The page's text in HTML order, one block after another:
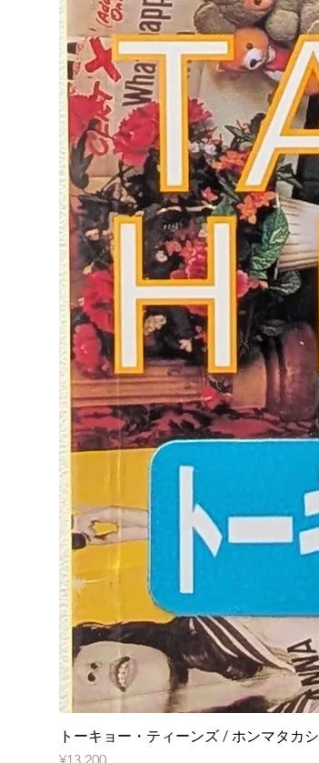
トーキョー・ティーンズ / ホンマタカシ
Price